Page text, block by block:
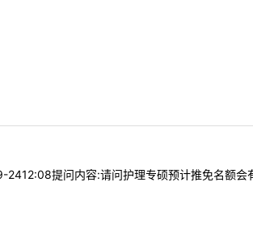
提问内容:请问护理专硕预计推免名额会